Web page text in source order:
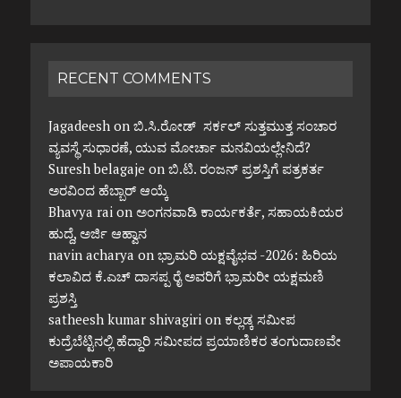
RECENT COMMENTS
Jagadeeshon ಬಿ.ಸಿ.ರೋಡ್ ಸರ್ಕಲ್ ಸುತ್ತಮುತ್ತ ಸಂಚಾರ
ವ್ಯವಸ್ಥೆ ಸುಧಾರಣೆ, ಯುವ ಮೋರ್ಚಾ ಮನವಿಯಲ್ಲೇನಿದೆ?
Suresh belagaje on ಬಿ.ಟಿ. ರಂಜನ್ ಪ್ರಶಸ್ತಿಗೆ ಪತ್ರಕರ್ತ
ಅರವಿಂದ ಹೆಬ್ಬಾರ್ ಆಯ್ಕೆ
Bhavya raion ಅಂಗನವಾಡಿ ಕಾರ್ಯಕರ್ತೆ, ಸಹಾಯಕಿಯರ
ಹುದ್ದೆ, ಅರ್ಜಿ ಆಹ್ವಾನ
navin acharya on ಭ್ರಾಮರಿ ಯಕ್ಷವೈಭವ -2026: ಹಿರಿಯ
ಕಲಾವಿದ ಕೆ.ಎಚ್ ದಾಸಪ್ಪ ರೈ ಅವರಿಗೆ ಭ್ರಾಮರೀ ಯಕ್ಷಮಣಿ
ಪ್ರಶಸ್ತಿ
satheesh kumar shivagirion ಕಲ್ಲಡ್ಕ ಸಮೀಪ
ಕುದ್ರೆಬೆಟ್ಟಿನಲ್ಲಿ ಹೆದ್ದಾರಿ ಸಮೀಪದ ಪ್ರಯಾಣಿಕರ ತಂಗುದಾಣವೇ
ಅಪಾಯಕಾರಿ